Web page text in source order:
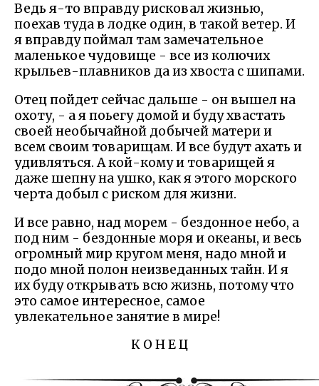
Ведь я-то вправду рисковал жизнью,
поехав туда в лодке один, в такой ветер. И
я вправду поймал там замечательное
маленькое чудовище - все из колючих
крыльев-плавников да из хвоста с шипами.
Отец пойдет сейчас дальше - он вышел на
охоту, - а я поьегу домой и буду хвастать
своей необычайной добычей матери и
всем своим товарищам. И все будут ахать и
удивляться. А кой-кому и товарищей я
даже шепну на ушко, как я этого морского
черта добыл с риском для жизни.
И все равно, над морем - бездонное небо, а
под ним - бездонные моря и океаны, и весь
огромный мир кругом меня, надо мной и
подо мной полон неизведанных тайн. И я
их буду открывать всю жизнь, потому что
это самое интересное, самое
увлекательное занятие в мире!
К О Н Е Ц